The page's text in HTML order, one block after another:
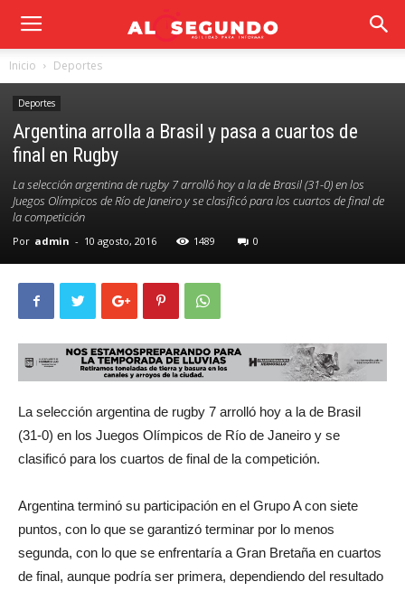
Inicio Deportes
Deportes
Argentina arrolla a Brasil y pasa a cuartos de
final en Rugby
La selección argentina de rugby 7 arrolló hoy a la de Brasil (31-0) en los
Juegos Olímpicos de Río de Janeiro y se clasificó para los cuartos de final de
la competición
Por admin - 10 agosto, 2016 1489 0
La selección argentina de rugby 7 arrolló hoy a la de Brasil
(31-0) en los Juegos Olímpicos de Río de Janeiro y se
clasificó para los cuartos de final de la competición.
Argentina terminó su participación en el Grupo A con siete
puntos, con lo que se garantizó terminar por lo menos
segunda, con lo que se enfrentaría a Gran Bretaña en cuartos
de final, aunque podría ser primera, dependiendo del resultado